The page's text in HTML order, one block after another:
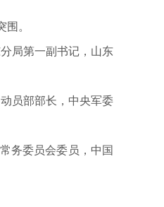
。
局第一副书记，山东
员部部长，中央军委
务委员会委员，中国